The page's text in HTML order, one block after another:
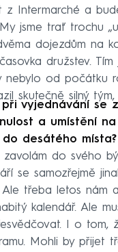
z Intermarché a
jsme trať trochu
dojezdům na
družstev. Tím
nebylo od počátku
skutečně silný tým,
při vyjednávání se
a umístění
do desátého místa?
do svého
se samozřejmě
Ale třeba letos nám
kalendář. Ale
I o tom,
Mohli by přijet